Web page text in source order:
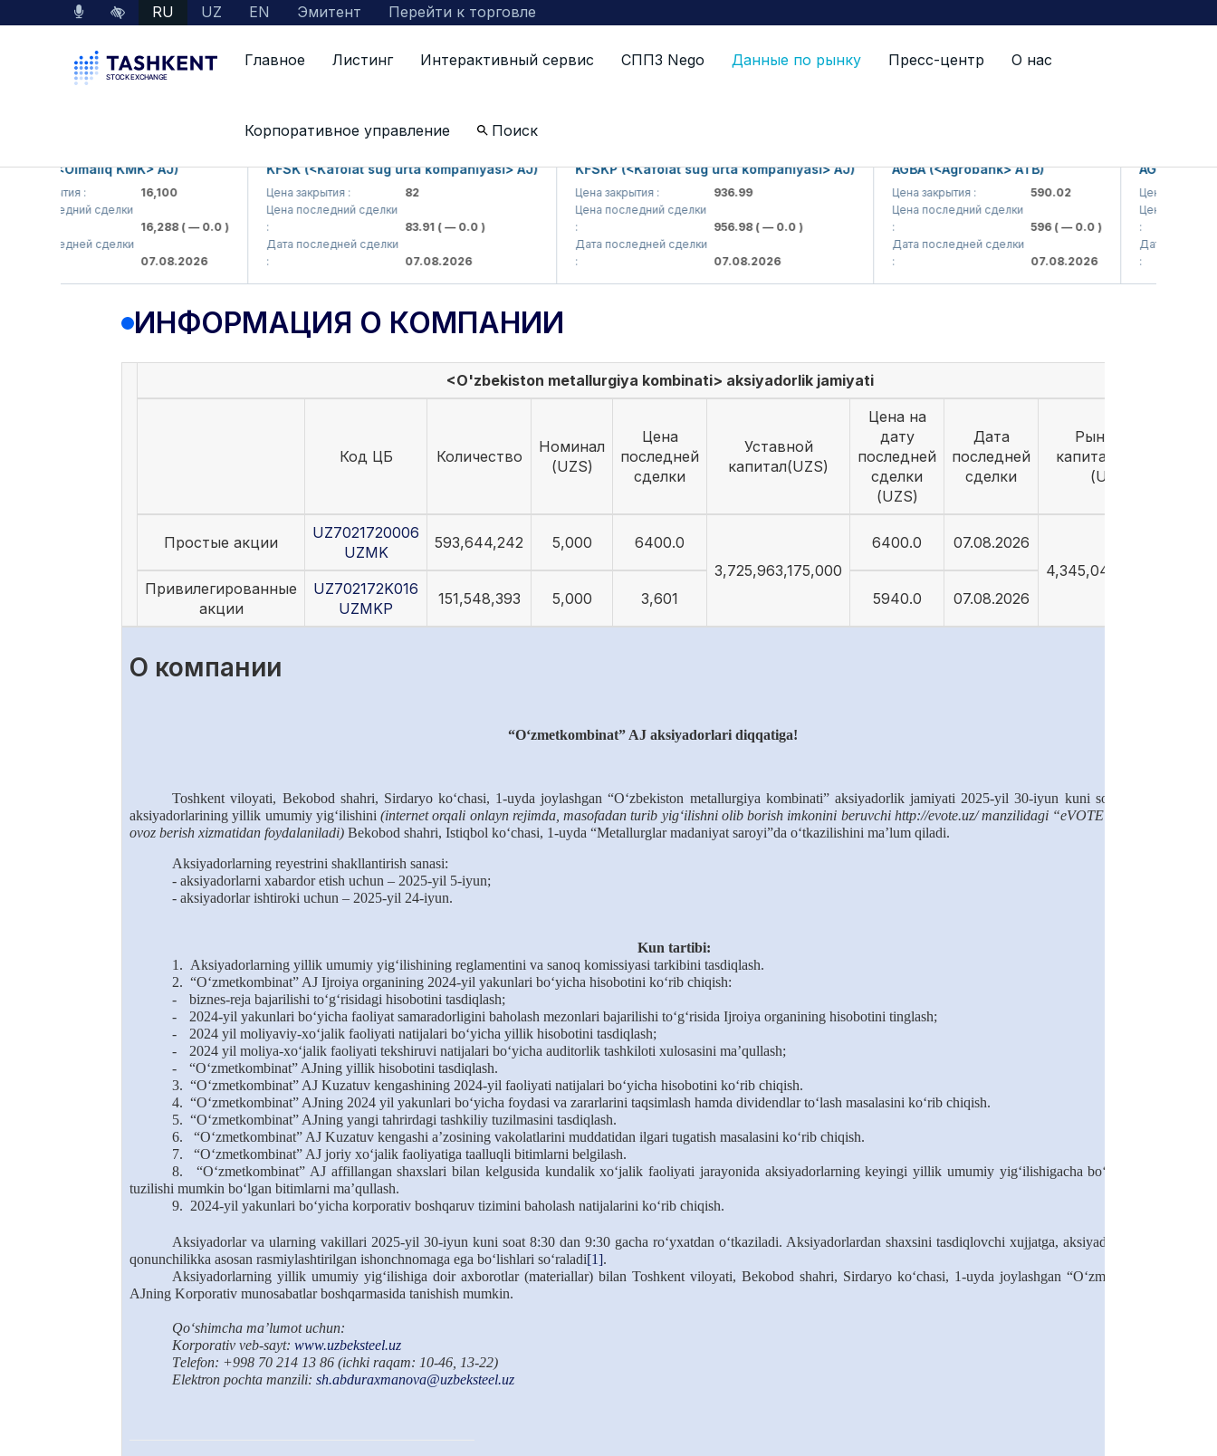
RU UZ EN Эмитент Перейти к торговле
Главное Листинг Интерактивный сервис СППЗ Nego Данные по рынку Пресс-центр О нас
Корпоративное управление Поиск
Информация о компании
(<Olmaliq KMK> AJ)
16,100
сделки
16,288( — 0.0 )
сделки
07.08.2026
KFSK (<Kafolat sug'urta kompaniyasi> AJ)
Цена закрытия :
Цена последний сделки
83.91( — 0.0 )
Дата последней сделки
07.08.2026
KFSKP (<Kafolat sug'urta kompaniyasi> AJ)
Цена закрытия :
936.99
Цена последний сделки
956.98( — 0.0 )
Дата последней сделки
07.08.2026
AGBA (<Agrobank> ATB)
Цена закрытия :
590.02
Цена последний сделки
( — 0.0 )
Дата последней сделки
07.08.2026
AGBAP
Цена закрытия :
Цена последний
Дата последней
ИНФОРМАЦИЯ О КОМПАНИИ
<O'zbekiston metallurgiya kombinati> aksiyadorlik jamiyati
Код ЦБ Количество
Номинал
(UZS)
Цена
последней
сделки
Уставной
капитал(UZS)
Цена на
дату
последней
сделки
(UZS)
Дата
последней
сделки
Рыночная
капитализация
(UZS)
Простые акции
UZ7021720006
UZMK
593,644,242 5,000
6400.0
3,725,963,175,000
6400.0
07.08.2026
4,345,048,911,993
Привилегированные
акции
UZ702172K016
UZMKP
151,548,393 5,000 3,601 5940.0 07.08.2026
О компании
“O‘zmetkombinat” AJ aksiyadorlari diqqatiga!
Toshkent viloyati, Bekobod shahri, Sirdaryo ko‘chasi, 1-uyda joylashgan “O‘zbekiston metallurgiya kombinati” aksiyadorlik jamiyati 2025-yil 30-iyun kuni soat 10:00 da
aksiyadorlarining yillik umumiy yig‘ilishini(internet orqali onlayn rejimda, masofadan turib yig‘ilishni olib borish imkonini beruvchi http://evote.uz/ manzilidagi “eVOTE” – Elektron
ovoz berish xizmatidan foydalaniladi) Bekobod shahri, Istiqbol ko‘chasi, 1-uyda “Metallurglar madaniyat saroyi”da o‘tkazilishini ma’lum qiladi.
Aksiyadorlarning reyestrini shakllantirish sanasi:
- aksiyadorlarni xabardoretishuchun – 2025-yil 5-iyun;
- aksiyadorlarishtirokiuchun – 2025-yil 24-iyun.
Kun tartibi:
1. Aksiyadorlarning yillik umumiy yig‘ilishining reglamentini va sanoq komissiyasi tarkibini tasdiqlash.
2. “O‘zmetkombinat” AJ Ijroiya organining 2024-yil yakunlari bo‘yicha hisobotini ko‘rib chiqish:
-
biznes-reja bajarilishi to‘g‘risidagi hisobotini tasdiqlash;
-
2024-yil yakunlari bo‘yicha faoliyat samaradorligini baholash mezonlari bajarilishi to‘g‘risidaIjroiya organining hisobotini tinglash;
-
2024 yil moliyaviy-xo‘jalik faoliyati natijalari bo‘yicha yillik hisobotini tasdiqlash;
-
2024 yil moliya-xo‘jalik faoliyati tekshiruvi natijalari bo‘yicha auditorlik tashkiloti xulosasini maʼqullash;
-
“O‘zmetkombinat” AJning yillik hisobotini tasdiqlash.
3. “O‘zmetkombinat” AJ Kuzatuv kengashining 2024-yil faoliyati natijalari bo‘yicha hisobotini ko‘rib chiqish.
4. “O‘zmetkombinat” AJning 2024 yil yakunlari bo‘yicha foydasi va zararlarini taqsimlash hamda dividendlar to‘lash masalasini ko‘rib chiqish.
5. “O‘zmetkombinat” AJning yangi tahrirdagi tashkiliy tuzilmasini tasdiqlash.
6.
“O‘zmetkombinat” AJ Kuzatuv kengashi aʼzosining vakolatlarini muddatidan ilgari tugatish masalasini ko‘rib chiqish.
7.
“O‘zmetkombinat” AJ joriy xo‘jalik faoliyatiga taalluqli bitimlarni belgilash.
8.
“O‘zmetkombinat” AJ affillangan shaxslari bilan kelgusida kundalik xo‘jalik faoliyati jarayonida aksiyadorlarning keyingi yillik umumiy yig‘ilishigacha bo‘lgan davrda
tuzilishi mumkin bo‘lgan bitimlarni ma’qullash.
9. 2024-yil yakunlari bo‘yicha korporativ boshqaruv tizimini baholash natijalarini ko‘rib chiqish.
Aksiyadorlar va ularning vakillari 2025-yil 30-iyun kuni soat 8:30 dan 9:30 gacha ro‘yxatdan o‘tkaziladi. Aksiyadorlardan shaxsini tasdiqlovchi xujjatga, aksiyador vakilidan
qonunchilikka asosan rasmiylashtirilgan ishonchnomaga ega bo‘lishlari so‘raladi[1].
Aksiyadorlarning yillik umumiy yig‘ilishiga doir axborotlar (materiallar) bilan Toshkent viloyati, Bekobod shahri, Sirdaryo ko‘chasi, 1-uyda joylashgan “O‘zmetkombinat”
AJning Korporativ munosabatlar boshqarmasida tanishish mumkin.
Qo‘shimchama’lumot uchun:
Korporativveb-sayt:www.uzbeksteel.uz
Telefon: +998 70 214 13 86 (ichki raqam: 10-46, 13-22)
Elektron pochta manzili:sh.abduraxmanova@uzbeksteel.uz